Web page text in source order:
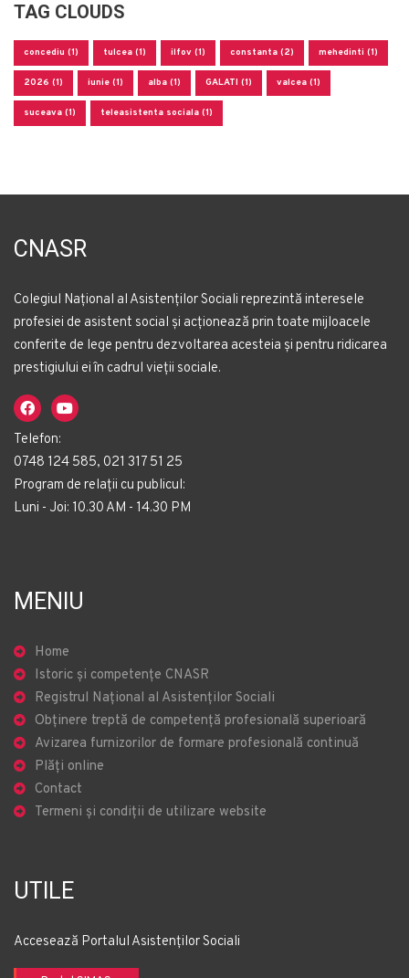
TAG CLOUDS
concediu (1) tulcea (1) ilfov (1) constanta (2) mehedinti (1)
2026 (1) iunie (1) alba (1) GALATI (1) valcea (1)
suceava (1) teleasistenta sociala (1)
CNASR
Colegiul Național al Asistenților Sociali reprezintă interesele
profesiei de asistent social și acționează prin toate mijloacele
conferite de lege pentru dezvoltarea acesteia și pentru ridicarea
prestigiului ei în cadrul vieții sociale.
Telefon:
0748 124 585, 021 317 51 25
Program de relații cu publicul:
Luni - Joi: 10.30 AM - 14.30 PM
MENIU
Home
Istoric și competențe CNASR
Registrul Național al Asistenților Sociali
Obținere treptă de competență profesională superioară
Avizarea furnizorilor de formare profesională continuă
Plăți online
Contact
Termeni și condiții de utilizare website
UTILE
Accesează Portalul Asistenților Sociali